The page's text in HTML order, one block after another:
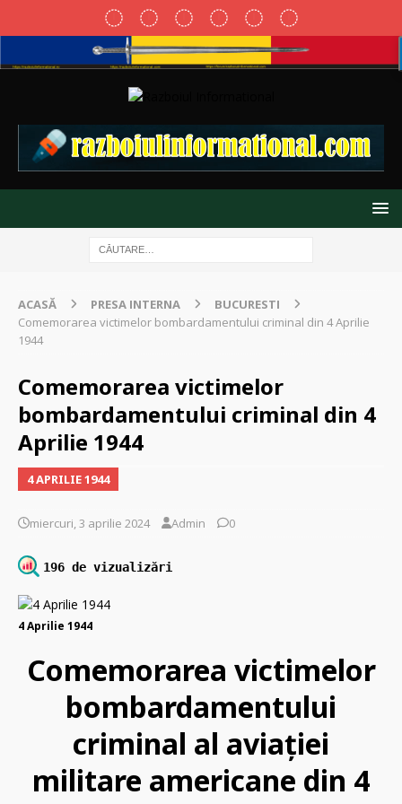
ACASĂ PRESA INTERNA
BUCURESTI
Comemorarea victimelor bombardamentului criminal din 4 Aprilie
1944
Comemorarea victimelor
bombardamentului criminal din 4
Aprilie 1944
4 APRILIE 1944
miercuri, 3 aprilie 2024 Admin 0
196 de vizualizări
4 Aprilie 1944
Comemorarea victimelor
bombardamentului
criminal al aviației
militare americane din 4